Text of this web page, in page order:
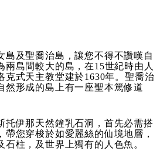
及聖喬治島，讓您不得不讚嘆自
兩島間較大的島，在15世紀時由人
克式天主教堂建於1630年。聖喬治
然形成的島上有一座聖本篤修道
托伊那天然鐘乳石洞，首先必需搭
您穿梭於如愛麗絲的仙境地層，
柱，及世界上獨有的人色魚。